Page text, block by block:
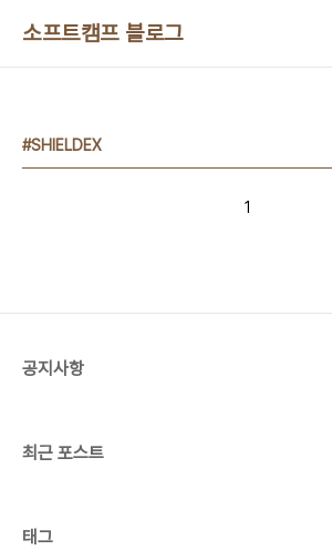
소프트캠프 블로그
#SHIELDEX
1
공지사항
최근 포스트
태그